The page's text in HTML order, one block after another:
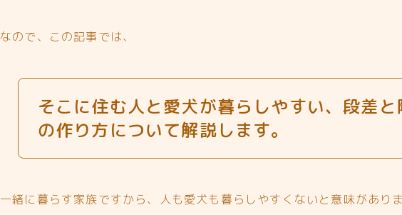
なので、この記事では、
そこに住む人と愛犬が暮らしやすい、段差
の作り方について解説します。
一緒に暮らす家族ですから、 人も愛犬も暮らしやすくないと意味があり